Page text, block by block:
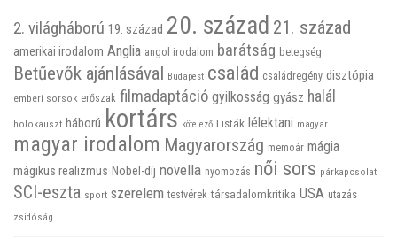
2. világháború 19. század 20. század 21. század
amerikai irodalom Anglia angol irodalom barátság betegség
Betűevők ajánlásával Budapest család családregény disztópia
emberi sorsok erőszak filmadaptáció gyilkosság gyász halál
holokauszt háború kortárs kötelező Listák lélektani magyar
magyar irodalom Magyarország memoár mágia
mágikus realizmus Nobel-díj novella nyomozás női sors párkapcsolat
SCI-eszta sport szerelem testvérek társadalomkritika USA utazás
zsidóság